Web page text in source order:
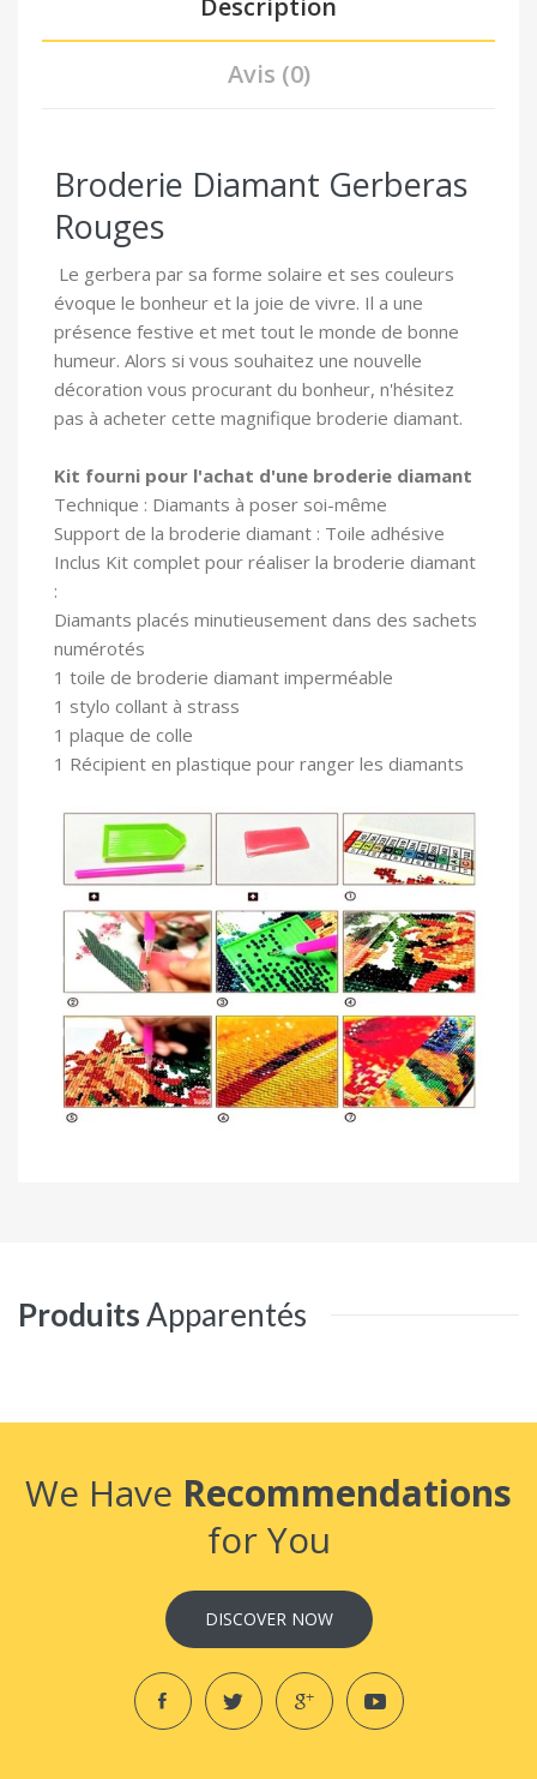
Avis (0)
Broderie Diamant Gerberas
Rouges
Le gerbera par sa forme solaire et ses couleurs
évoque le bonheur et la joie de vivre. Il a une
présence festive et met tout le monde de bonne
humeur. Alors si vous souhaitez une nouvelle
décoration vous procurant du bonheur, n'hésitez
pas à acheter cette magnifique broderie diamant.
Kit fourni pour l'achat d'une broderie diamant
Technique : Diamants à poser soi-même
Support de la broderie diamant : Toile adhésive
Inclus Kit complet pour réaliser la broderie diamant
:
Diamants placés minutieusement dans des sachets
numérotés
1 toile de broderie diamant imperméable
1 stylo collant à strass
1 plaque de colle
1 Récipient en plastique pour ranger les diamants
ProduitsApparentés
We Have Recommendations
for You
DISCOVER NOW